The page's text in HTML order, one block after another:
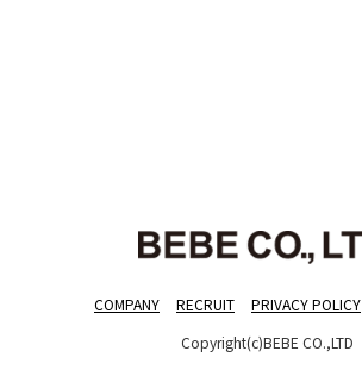
COMPANY RECRUIT PRIVACY POLICY
Copyright(c)BEBE CO.,LTD